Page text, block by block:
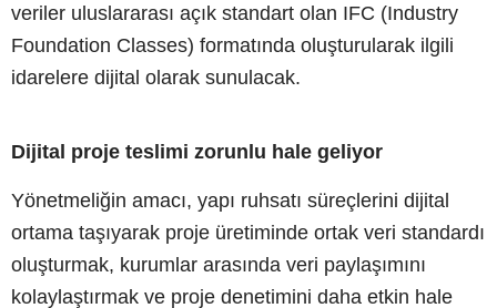
veriler uluslararası açık standart olan IFC (Industry
Foundation Classes) formatında oluşturularak ilgili
idarelere dijital olarak sunulacak.
Dijital proje teslimi zorunlu hale geliyor
Yönetmeliğin amacı, yapı ruhsatı süreçlerini dijital
ortama taşıyarak proje üretiminde ortak veri standardı
oluşturmak, kurumlar arasında veri paylaşımını
kolaylaştırmak ve proje denetimini daha etkin hale